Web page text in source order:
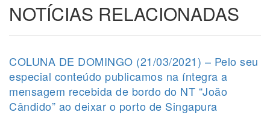
NOTÍCIAS RELACIONADAS
COLUNA DE DOMINGO (21/03/2021) – Pelo seu
especial conteúdo publicamos na íntegra a
mensagem recebida de bordo do NT “João
Cândido” ao deixar o porto de Singapura